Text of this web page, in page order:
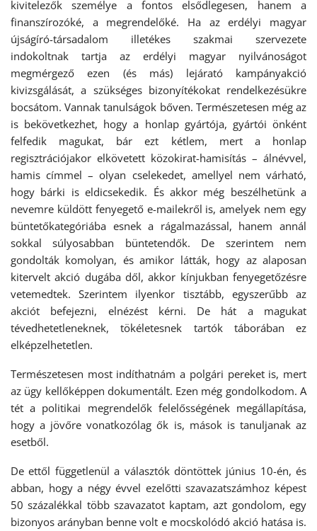
kivitelezők személye a fontos elsődlegesen, hanem a
finanszírozóké, a megrendelőké. Ha az erdélyi magyar
újságíró-társadalom illetékes szakmai szervezete
indokoltnak tartja az erdélyi magyar nyilvánoságot
megmérgező ezen (és más) lejárató kampányakció
kivizsgálását, a szükséges bizonyítékokat rendelkezésükre
bocsátom. Vannak tanulságok bőven. Természetesen még az
is bekövetkezhet, hogy a honlap gyártója, gyártói önként
felfedik magukat, bár ezt kétlem, mert a honlap
regisztrációjakor elkövetett közokirat-hamisítás – álnévvel,
hamis címmel – olyan cselekedet, amellyel nem várható,
hogy bárki is eldicsekedik. És akkor még beszélhetünk a
nevemre küldött fenyegető e-mailekről is, amelyek nem egy
büntetőkategóriába esnek a rágalmazással, hanem annál
sokkal súlyosabban büntetendők. De szerintem nem
gondolták komolyan, és amikor látták, hogy az alaposan
kitervelt akció dugába dől, akkor kínjukban fenyegetőzésre
vetemedtek. Szerintem ilyenkor tisztább, egyszerűbb az
akciót befejezni, elnézést kérni. De hát a magukat
tévedhetetleneknek, tökéletesnek tartók táborában ez
elképzelhetetlen.
Természetesen most indíthatnám a polgári pereket is, mert
az ügy kellőképpen dokumentált. Ezen még gondolkodom. A
tét a politikai megrendelők felelősségének megállapítása,
hogy a jövőre vonatkozólag ők is, mások is tanuljanak az
esetből.
De ettől függetlenül a választók döntöttek június 10-én, és
abban, hogy a négy évvel ezelőtti szavazatszámhoz képest
50 százalékkal több szavazatot kaptam, azt gondolom, egy
bizonyos arányban benne volt e mocskolódó akció hatása is.